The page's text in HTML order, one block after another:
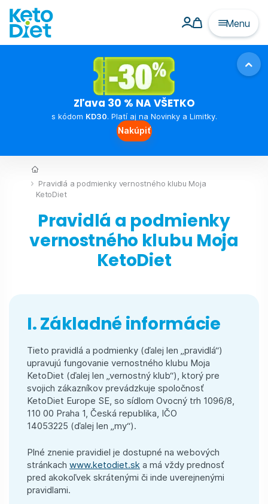
Menu
Zľava 30 % NA VŠETKO
s kódom KD30. Platí aj na Novinky a Limitky.
Nakúpiť
Pravidlá a podmienky vernostného klubu Moja
KetoDiet
Pravidlá a podmienky
vernostného klubu Moja
KetoDiet
I. Základné informácie
Tieto pravidlá a podmienky (ďalej len „pravidlá“)
upravujú fungovanie vernostného klubu Moja
KetoDiet (ďalej len „vernostný klub“), ktorý pre
svojich zákazníkov prevádzkuje spoločnosť
KetoDiet Europe SE, so sídlom Ovocný trh 1096/8,
110 00 Praha 1, Česká republika, IČO
14053225 (ďalej len „my“).
Plné znenie pravidiel je dostupné na webových
stránkach www.ketodiet.sk a má vždy prednosť
pred akokoľvek skrátenými či inde uverejnenými
pravidlami.